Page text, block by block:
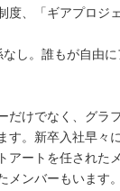
度、「ギアプロジ
し。誰もが自由
だけでなく、グラ
す。新卒入社早々
アートを任された
メンバーもいます